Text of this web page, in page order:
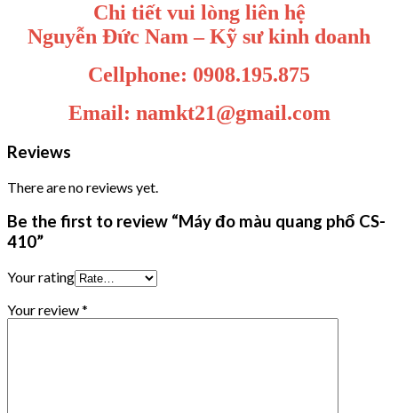
Chi tiết vui lòng liên hệ
Nguyễn Đức Nam – Kỹ sư kinh doanh
Cellphone: 0908.195.875
Email: namkt21@gmail.com
Reviews
There are no reviews yet.
Be the first to review “Máy đo màu quang phổ CS-
410”
Your rating
Your review*